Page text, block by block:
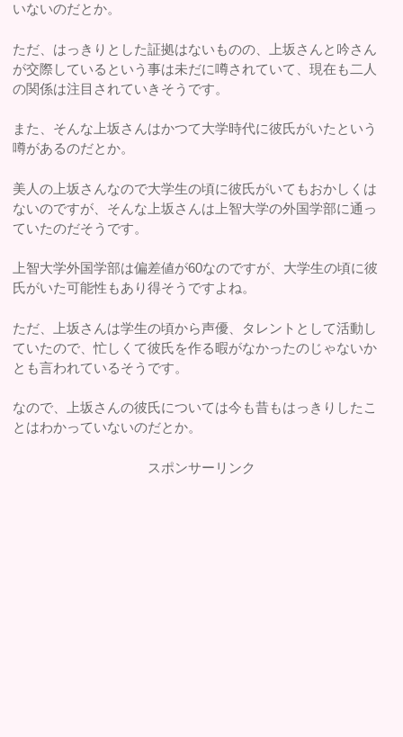
いないのだとか。
ただ、はっきりとした証拠はないものの、上坂さんと吟さん
が交際しているという事は未だに噂されていて、現在も二人
の関係は注目されていきそうです。
また、そんな上坂さんはかつて大学時代に彼氏がいたという
噂があるのだとか。
美人の上坂さんなので大学生の頃に彼氏がいてもおかしくは
ないのですが、そんな上坂さんは上智大学の外国学部に通っ
ていたのだそうです。
上智大学外国学部は偏差値が60なのですが、大学生の頃に彼
氏がいた可能性もあり得そうですよね。
ただ、上坂さんは学生の頃から声優、タレントとして活動し
ていたので、忙しくて彼氏を作る暇がなかったのじゃないか
とも言われているそうです。
なので、上坂さんの彼氏については今も昔もはっきりしたこ
とはわかっていないのだとか。
スポンサーリンク